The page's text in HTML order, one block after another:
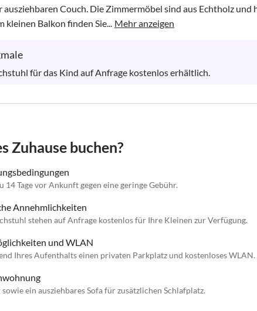
ausziehbaren Couch. Die Zimmermöbel sind aus Echtholz und
kleinen Balkon finden Sie... Mehr anzeigen
für das Kind auf Anfrage kostenlos erhältlich.
Zuhause buchen?
14 Tage vor Ankunft gegen eine geringe Gebühr.
Annehmlichkeiten
stehen auf Anfrage kostenlos für Ihre Kleinen zur Verfügung.
und WLAN
Ihres Aufenthalts einen privaten Parkplatz und kostenloses WLAN.
ein ausziehbares Sofa für zusätzlichen Schlafplatz.